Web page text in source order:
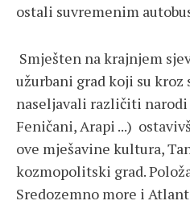
ostali suvremenim
Smješten na krajnjem
užurbani grad koji su kroz
naseljavali različiti
Feničani, Arapi ...)
ove mješavine kultura,
kozmopolitski grad.
Sredozemno more i